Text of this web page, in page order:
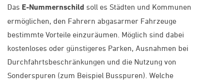
Das E-Nummernschild soll es Städten und Kommunen
ermöglichen, den Fahrern abgasarmer Fahrzeuge
bestimmte Vorteile einzuräumen. Möglich sind dabei
kostenloses oder günstigeres Parken, Ausnahmen bei
Durchfahrtsbeschränkungen und die Nutzung von
Sonderspuren (zum Beispiel Busspuren). Welche